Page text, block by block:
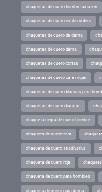
chaquetas de cuero hombre amazon
chaquetas de cuero estilo motero
chaquetas de cuero de dama
chaquetas de cuero dama
chaquetas de cuero cortas
chaquetas de cuero cafe mujer
chaquetas de cuero blancas para
chaquetas de cuero baratas
chaqueta negra de cuero hombre
chaqueta de cuero zara
chaqueta de cuero stradivarius
chaqueta de cuero roja
chaqueta de cuero para hombres
chaqueta de cuero para dama